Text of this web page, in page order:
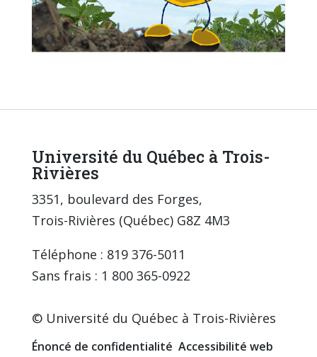
Université du Québec à Trois-
Rivières
3351, boulevard des Forges,
Trois-Rivières (Québec) G8Z 4M3
Téléphone : 819 376-5011
Sans frais : 1 800 365-0922
© Université du Québec à Trois-Rivières
Énoncé de confidentialité Accessibilité web